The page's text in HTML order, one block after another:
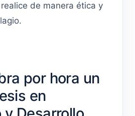
de manera ética y
por hora un
en